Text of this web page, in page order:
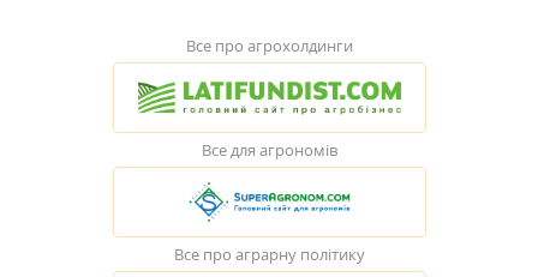
Все про агрохолдинги
Все для агрономів
Все про аграрну політику